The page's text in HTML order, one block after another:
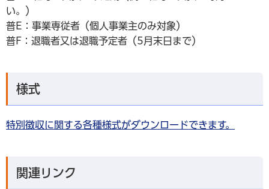
い。）
普E：事業専従者（個人事業主のみ対象）
普F：退職者又は退職予定者（5月末日まで）
様式
特別徴収に関する各種様式がダウンロードできます。
関連リンク